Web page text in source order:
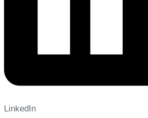
LinkedIn